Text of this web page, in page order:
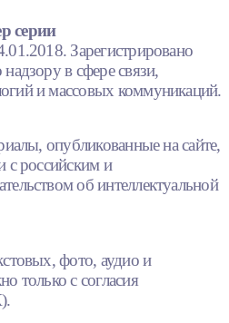
серии
Зарегистрировано
в сфере связи,
и массовых коммуникаций.
опубликованные на сайте,
с российским и
об интеллектуальной
фото, аудио и
только с согласия